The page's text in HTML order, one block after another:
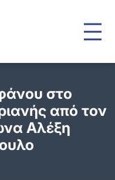
στο
από τον
Αλέξη